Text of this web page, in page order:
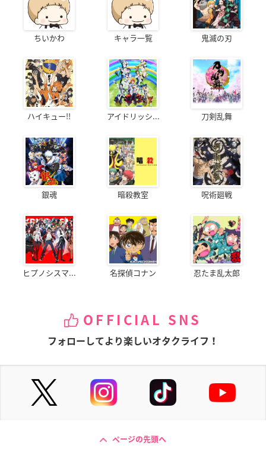
ちいかわ キャラ一覧 鬼滅の刃
ハイキュー!! アイドリッシ... 刀剣乱舞
銀魂 暗殺教室 呪術廻戦
ヒプノシスマ... 名探偵コナン 忍たま乱太郎
OFFICIAL SNS
フォローしてより楽しいオタクライフ！
ページの先頭へ